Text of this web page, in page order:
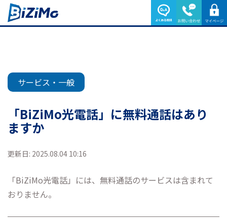
サービス・一般
「BiZiMo光電話」に無料通話はあり
ますか
更新日: 2025.08.04 10:16
「BiZiMo光電話」には、無料通話のサービスは含まれて
おりません。